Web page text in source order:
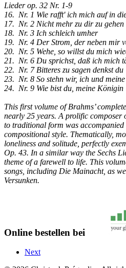
Lieder op. 32 Nr. 1-9
16. Nr. 1 Wie rafft' ich mich auf in
17. Nr. 2 Nicht mehr zu dir zu gehen
18. Nr. 3 Ich schleich umher
19. Nr. 4 Der Strom, der neben mir
20. Nr. 5 Wehe, so willst du mich
21. Nr. 6 Du sprichst, daß ich mich
22. Nr. 7 Bitteres zu sagen denkst du
23. Nr. 8 So stehn wir, ich und
24. Nr. 9 Wie bist du, meine Königin
This first volume of Brahms’
nearly 25 years. A prolific composer
to traditional form was
compositional style. Thematically,
loneliness and solitude, perfectly
Op. 43. In a similar way the Sechs
theme of a farewell to life. This
songs, including Die Mainacht, as
Versunken.
Online bestellen bei
Next